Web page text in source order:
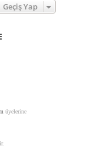
Geçiş Yap
üyelerine